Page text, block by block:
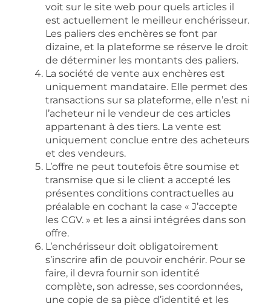
voit sur le site web pour quels articles il
est actuellement le meilleur enchérisseur.
Les paliers des enchères se font par
dizaine, et la plateforme se réserve le droit
de déterminer les montants des paliers.
La société de vente aux enchères est
uniquement mandataire. Elle permet des
transactions sur sa plateforme, elle n’est ni
l’acheteur ni le vendeur de ces articles
appartenant à des tiers. La vente est
uniquement conclue entre des acheteurs
et des vendeurs.
L’offre ne peut toutefois être soumise et
transmise que si le client a accepté les
présentes conditions contractuelles au
préalable en cochant la case « J’accepte
les CGV. » et les a ainsi intégrées dans son
offre.
L’enchérisseur doit obligatoirement
s’inscrire afin de pouvoir enchérir. Pour se
faire, il devra fournir son identité
complète, son adresse, ses coordonnées,
une copie de sa pièce d’identité et les